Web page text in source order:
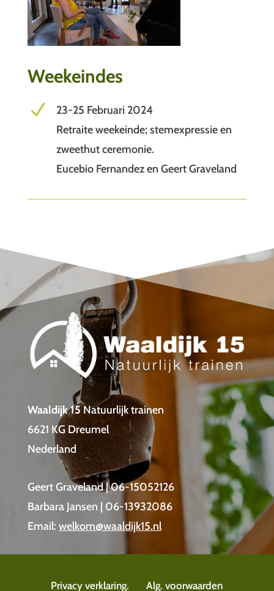
Weekeindes
N
23-25 Februari 2024
Retraite weekeinde; stemexpressie en
zweethut ceremonie.
Eucebio Fernandez en Geert Graveland
Waaldijk 15Natuurlijk trainen
6621 KG Dreumel
Nederland
Geert Graveland | 06-15052126
Barbara Jansen | 06-13932086
Email: welkom@waaldijk15.nl
Privacy verklaring. Alg. voorwaarden